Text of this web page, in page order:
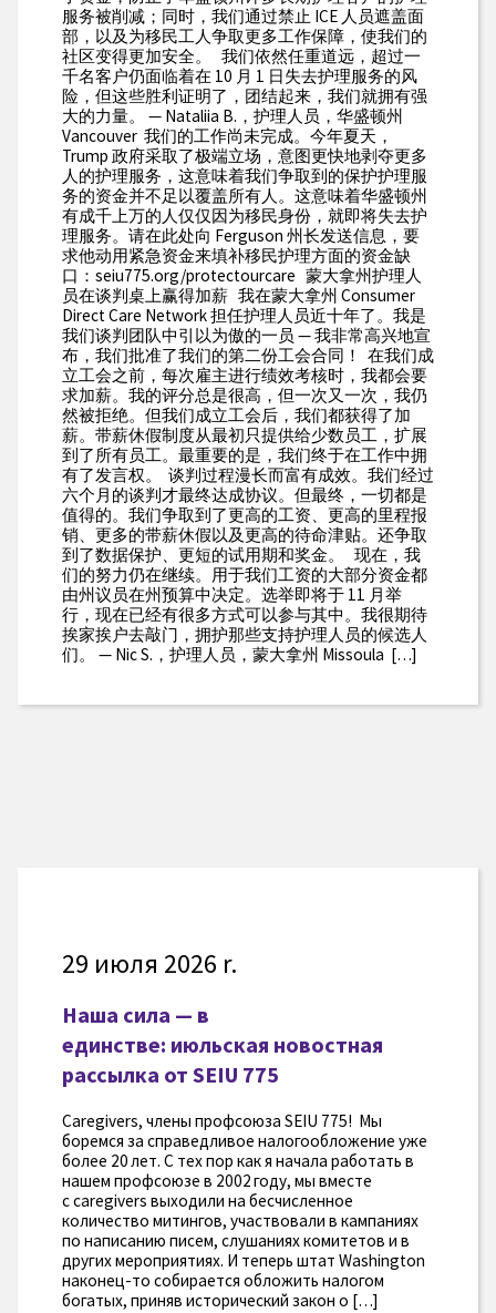
服务被削减；同时，我们通过禁止 ICE 人员遮盖面
部，以及为移民工人争取更多工作保障，使我们的
社区变得更加安全。 我们依然任重道远，超过一
千名客户仍面临着在 10 月 1 日失去护理服务的风
险，但这些胜利证明了，团结起来，我们就拥有强
大的力量。 — Nataliia B.，护理人员，华盛顿州
Vancouver 我们的工作尚未完成。今年夏天，
Trump 政府采取了极端立场，意图更快地剥夺更多
人的护理服务，这意味着我们争取到的保护护理服
务的资金并不足以覆盖所有人。这意味着华盛顿州
有成千上万的人仅仅因为移民身份，就即将失去护
理服务。请在此处向 Ferguson 州长发送信息，要
求他动用紧急资金来填补移民护理方面的资金缺
口：seiu775.org/protectourcare 蒙大拿州护理人
员在谈判桌上赢得加薪 我在蒙大拿州 Consumer
Direct Care Network 担任护理人员近十年了。我是
我们谈判团队中引以为傲的一员 — 我非常高兴地宣
布，我们批准了我们的第二份工会合同！ 在我们成
立工会之前，每次雇主进行绩效考核时，我都会要
求加薪。我的评分总是很高，但一次又一次，我仍
然被拒绝。但我们成立工会后，我们都获得了加
薪。带薪休假制度从最初只提供给少数员工，扩展
到了所有员工。最重要的是，我们终于在工作中拥
有了发言权。 谈判过程漫长而富有成效。我们经过
六个月的谈判才最终达成协议。但最终，一切都是
值得的。我们争取到了更高的工资、更高的里程报
销、更多的带薪休假以及更高的待命津贴。还争取
到了数据保护、更短的试用期和奖金。 现在，我
们的努力仍在继续。用于我们工资的大部分资金都
由州议员在州预算中决定。选举即将于 11 月举
行，现在已经有很多方式可以参与其中。我很期待
挨家挨户去敲门，拥护那些支持护理人员的候选人
们。 — Nic S.，护理人员，蒙大拿州 Missoula […]
29 июля 2026 r.
Наша сила — в
единстве: июльская новостная
рассылка от SEIU 775
Caregivers, члены профсоюза SEIU 775! Мы
боремся за справедливое налогообложение уже
более 20 лет. С тех пор как я начала работать в
нашем профсоюзе в 2002 году, мы вместе
с caregivers выходили на бесчисленное
количество митингов, участвовали в кампаниях
по написанию писем, слушаниях комитетов и в
других мероприятиях. И теперь штат Washington
наконец-то собирается обложить налогом
богатых, приняв исторический закон о […]